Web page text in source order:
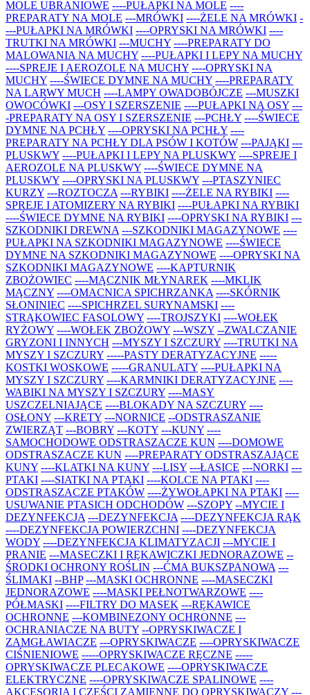
MOLE UBRANIOWE ----PUŁAPKI NA MOLE ----
PREPARATY NA MOLE ---MRÓWKI ----ŻELE NA MRÓWKI -
---PUŁAPKI NA MRÓWKI ----OPRYSKI NA MRÓWKI ----
TRUTKI NA MRÓWKI ---MUCHY ----PREPARATY DO
MALOWANIA NA MUCHY ----PUŁAPKI I LEPY NA MUCHY
----SPREJE I AEROZOLE NA MUCHY ----OPRYSKI NA
MUCHY ----ŚWIECE DYMNE NA MUCHY ----PREPARATY
NA LARWY MUCH ----LAMPY OWADOBÓJCZE ---MUSZKI
OWOCÓWKI ---OSY I SZERSZENIE ----PUŁAPKI NA OSY ---
-PREPARATY NA OSY I SZERSZENIE ---PCHŁY ----ŚWIECE
DYMNE NA PCHŁY ----OPRYSKI NA PCHŁY ----
PREPARATY NA PCHŁY DLA PSÓW I KOTÓW ---PAJĄKI ---
PLUSKWY ----PUŁAPKI I LEPY NA PLUSKWY ----SPREJE I
AEROZOLE NA PLUSKWY ----ŚWIECE DYMNE NA
PLUSKWY ----OPRYSKI NA PLUSKWY ---PTASZYNIEC
KURZY ---ROZTOCZA ---RYBIKI ----ŻELE NA RYBIKI ----
SPREJE I ATOMIZERY NA RYBIKI ----PUŁAPKI NA RYBIKI
----ŚWIECE DYMNE NA RYBIKI ----OPRYSKI NA RYBIKI ---
SZKODNIKI DREWNA ---SZKODNIKI MAGAZYNOWE ----
PUŁAPKI NA SZKODNIKI MAGAZYNOWE ----ŚWIECE
DYMNE NA SZKODNIKI MAGAZYNOWE ----OPRYSKI NA
SZKODNIKI MAGAZYNOWE ----KAPTURNIK
ZBOŻOWIEC ----MĄCZNIK MŁYNAREK ----MKLIK
MĄCZNY ----OMACNICA SPICHRZANKA ----SKÓRNIK
SŁONINIEC ----SPICHRZEL SURYNAMSKI ----
STRĄKOWIEC FASOLOWY ----TROJSZYKI ----WOŁEK
RYŻOWY ----WOŁEK ZBOŻOWY ---WSZY --ZWALCZANIE
GRYZONI I INNYCH ---MYSZY I SZCZURY ----TRUTKI NA
MYSZY I SZCZURY -----PASTY DERATYZACYJNE -----
KOSTKI WOSKOWE -----GRANULATY ----PUŁAPKI NA
MYSZY I SZCZURY ----KARMNIKI DERATYZACYJNE ----
WABIKI NA MYSZY I SZCZURY ----MASY
USZCZELNIAJĄCE ----BLOKADY NA SZCZURY ----
OSŁONY ---KRETY ---NORNICE --ODSTRASZANIE
ZWIERZĄT ---BOBRY ---KOTY ---KUNY ----
SAMOCHODOWE ODSTRASZACZE KUN ----DOMOWE
ODSTRASZACZE KUN ----PREPARATY ODSTRASZAJĄCE
KUNY ----KLATKI NA KUNY ---LISY ---ŁASICE ---NORKI ---
PTAKI ----SIATKI NA PTAKI ----KOLCE NA PTAKI ----
ODSTRASZACZE PTAKÓW ----ŻYWOŁAPKI NA PTAKI ----
USUWANIE PTASICH ODCHODÓW ---SZOPY --MYCIE I
DEZYNFEKCJA ---DEZYNFEKCJA ----DEZYNFEKCJA RĄK
----DEZYNFEKCJA POWIERZCHNI ----DEZYNFEKCJA
WODY ----DEZYNFEKCJA KLIMATYZACJI ---MYCIE I
PRANIE ---MASECZKI I RĘKAWICZKI JEDNORAZOWE --
ŚRODKI OCHRONY ROŚLIN ---ĆMA BUKSZPANOWA ---
ŚLIMAKI --BHP ---MASKI OCHRONNE ----MASECZKI
JEDNORAZOWE ----MASKI PEŁNOTWARZOWE ----
PÓŁMASKI ----FILTRY DO MASEK ---RĘKAWICE
OCHRONNE ---KOMBINEZONY OCHRONNE ---
OCHRANIACZE NA BUTY --OPRYSKIWACZE I
ZAMGŁAWIACZE ---OPRYSKIWACZE ----OPRYSKIWACZE
CIŚNIENIOWE -----OPRYSKIWACZE RĘCZNE -----
OPRYSKIWACZE PLECAKOWE ----OPRYSKIWACZE
ELEKTRYCZNE ----OPRYSKIWACZE SPALINOWE ----
AKCESORIA I CZĘŚCI ZAMIENNE DO OPRYSKIWACZY ---